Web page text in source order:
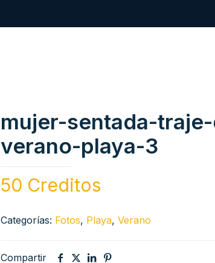
mujer-sentada-
verano-playa-3
50 Creditos
Categorías: Fotos, Playa, Verano
Compartir